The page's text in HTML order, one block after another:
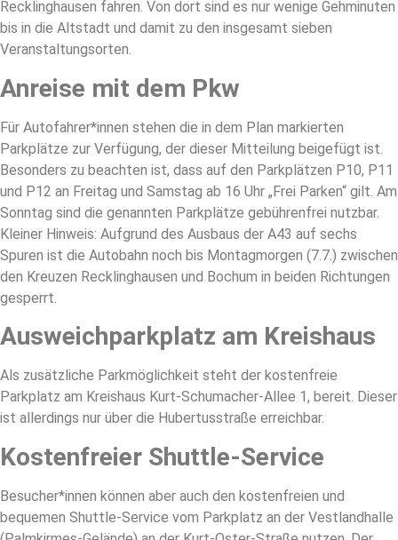
Recklinghausen fahren. Von dort sind es nur wenige Gehminuten
bis in die Altstadt und damit zu den insgesamt sieben
Veranstaltungsorten.
Anreise mit dem Pkw
Für Autofahrer*innen stehen die in dem Plan markierten
Parkplätze zur Verfügung, der dieser Mitteilung beigefügt ist.
Besonders zu beachten ist, dass auf den Parkplätzen P10, P11
und P12 an Freitag und Samstag ab 16 Uhr „Frei Parken“ gilt. Am
Sonntag sind die genannten Parkplätze gebührenfrei nutzbar.
Kleiner Hinweis: Aufgrund des Ausbaus der A43 auf sechs
Spuren ist die Autobahn noch bis Montagmorgen (7.7.) zwischen
den Kreuzen Recklinghausen und Bochum in beiden Richtungen
gesperrt.
Ausweichparkplatz am Kreishaus
Als zusätzliche Parkmöglichkeit steht der kostenfreie
Parkplatz am Kreishaus Kurt-Schumacher-Allee 1, bereit. Dieser
ist allerdings nur über die Hubertusstraße erreichbar.
Kostenfreier Shuttle-Service
Besucher*innen können aber auch den kostenfreien und
bequemen Shuttle-Service vom Parkplatz an der Vestlandhalle